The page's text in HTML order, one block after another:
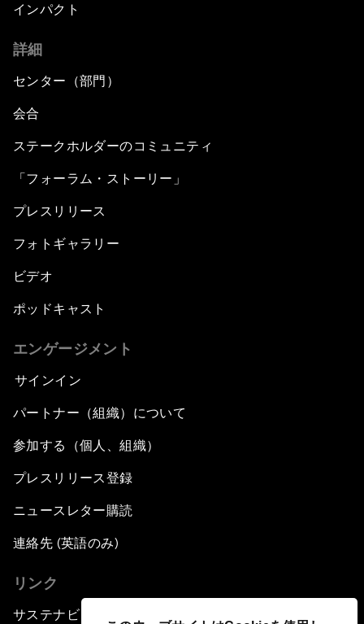
インパクト
詳細
センター（部門）
会合
ステークホルダーのコミュニティ
「フォーラム・ストーリー」
プレスリリース
フォトギャラリー
ビデオ
ポッドキャスト
エンゲージメント
サインイン
パートナー（組織）について
参加する（個人、組織）
プレスリリース登録
ニュースレター購読
連絡先 (英語のみ)
リンク
サステナビリティへの取り組み